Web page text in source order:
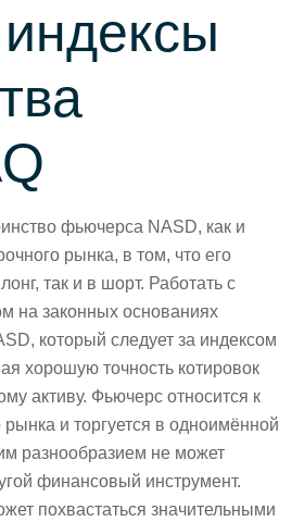
фьючерса NASD, как и
рынка, в том, что его
так и в шорт. Работать с
на законных основаниях
который следует за индексом
хорошую точность котировок
активу. Фьючерс относится к
и торгуется в одноимённой
разнообразием не может
финансовый инструмент.
похвастаться значительными